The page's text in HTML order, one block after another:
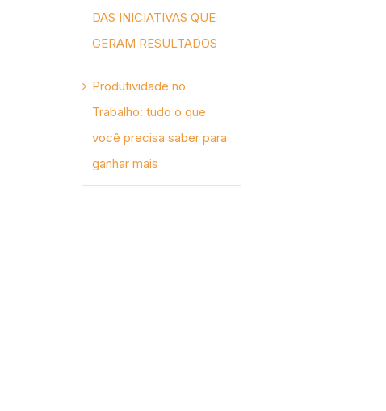
DAS INICIATIVAS QUE
GERAM RESULTADOS
Produtividade no
Trabalho: tudo o que
você precisa saber para
ganhar mais